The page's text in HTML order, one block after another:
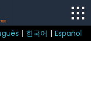
| 한국어 | Español